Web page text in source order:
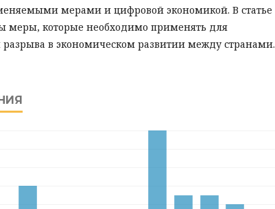
мерами и цифровой экономикой. В статье
меры, которые необходимо применять для
в экономическом развитии между странами.